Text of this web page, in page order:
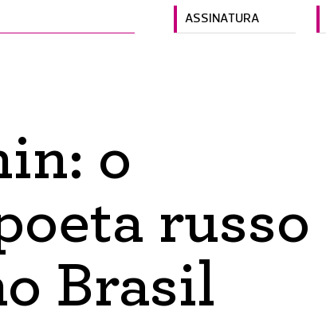
ASSINATURA
o
russo
Brasil